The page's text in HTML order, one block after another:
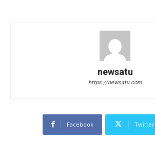
newsatu
https://newsatu.com
Facebook Twitter